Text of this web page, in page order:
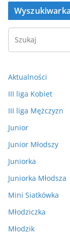
Wyszukiwarka
Aktualności
III liga Kobiet
III liga Mężczyzn
Junior
Junior Młodszy
Juniorka
Juniorka Młodsza
Mini Siatkówka
Młodziczka
Młodzik